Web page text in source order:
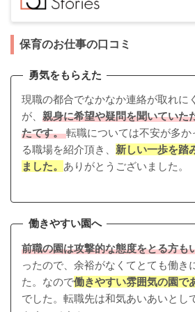
保育のお仕事の口コミ
勇気をもらえた
現職の都合でなかなか連絡が取れに
が、 親身に希望や疑問を聞いていた
たです。転職については不安が多か
る職場を紹介頂き、 新しい一歩を踏
ました。 ありがとうございました。
働きやすい園へ
前職の園は攻撃的な態度をとる方も
ったので、余裕がなくてとても働き
た。なので働きやすい雰囲気の園で
でした。転職先は和気あいあいとし